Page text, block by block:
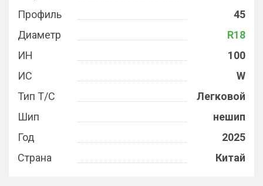
Профиль
45
Диаметр
R18
ИН
100
ИС
W
Тип Т/С
Легковой
Шип
нешип
Год
2025
Страна
Китай